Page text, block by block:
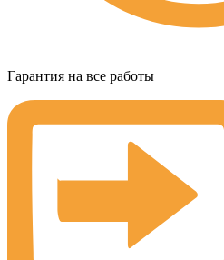
Гарантия на все работы